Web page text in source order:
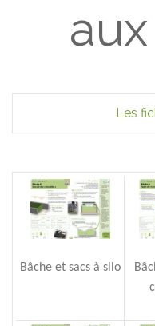
Les
Bâche et sacs à silo